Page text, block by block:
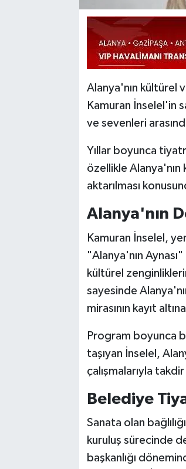
Alanya'nın kültürel
Kamuran İnselel'in
ve sevenleri
Yıllar boyunca
özellikle Alanya'nın
aktarılması
Alanya'nın
Kamuran İnselel,
"Alanya'nın
kültürel
sayesinde
mirasının kayıt
Program boyunca
taşıyan İnselel,
çalışmalarıyla
Belediye
Sanata olan
kuruluş sürecinde
başkanlığı